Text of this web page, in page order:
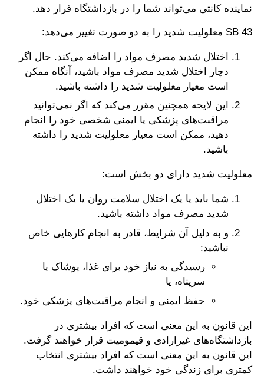
نماینده کانتی می‌تواند شما را در بازداشتگاه قرار دهد.
SB 43 معلولیت شدید را به دو صورت تغییر می‌دهد:
اختلال شدید مصرف مواد را اضافه می‌کند. حال اگر
دچار اختلال شدید مصرف مواد باشید، آنگاه ممکن
است معیار معلولیت شدید را داشته باشید.
این لایحه همچنین مقرر می‌کند که اگر نمی‌توانید
مراقبت‌های پزشکی یا ایمنی شخصی خود را انجام
دهید، ممکن است معیار معلولیت شدید را داشته
باشید.
معلولیت شدید دارای دو بخش است:
شما باید یا یک اختلال سلامت روان یا یک اختلال
شدید مصرف مواد داشته باشید.
و به دلیل آن شرایط، قادر به انجام کارهایی خاص
نباشید:
رسیدگی به نیاز خود برای غذا، پوشاک یا
سرپناه، یا
حفظ ایمنی و انجام مراقبت‌های پزشکی خود.
این قانون به این معنی است که افراد بیشتری در
بازداشتگاه‌های غیرارادی و قیمومیت قرار خواهند گرفت.
این قانون به این معنی است که افراد بیشتری انتخاب
کمتری برای زندگی خود خواهند داشت.